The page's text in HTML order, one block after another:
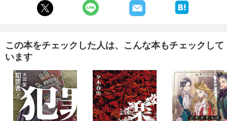
この本をチェックした人は、こんな本もチェックして
います